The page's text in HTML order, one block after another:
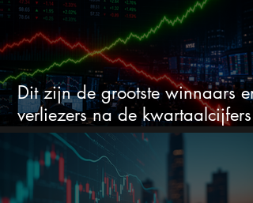
Dit zijn de grootste winnaars en
verliezers na de kwartaalcijfers
(2 springen eruit)